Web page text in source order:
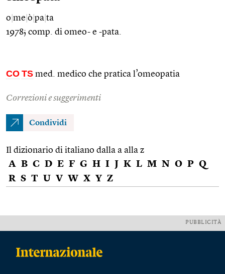
o me ò pa ta
1978; comp. di omeo- e -pata.
CO TS med. medico che pratica l’omeopatia
Correzioni e suggerimenti
Condividi
Il dizionario di italiano dalla a alla z
A B C D E F G H I J K L M N O P Q
R S T U V W X Y Z
PUBBLICITÀ